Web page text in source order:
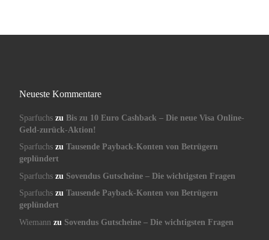
Neueste Kommentare
Sparfuchszu Bis zu 10 Euro Cashback – Die neue Visa Online-
Geld-zurück-Aktion!
Sparfuchszu Tausende Payback-Konten von Betrügern
geplündert
Sparfuchszu Sovendus Gutscheine – Die wichtigsten Fragen
Sparfuchszu Tausende Payback-Konten von Betrügern
geplündert
Wiemann zu Sovendus Gutscheine – Die wichtigsten Fragen